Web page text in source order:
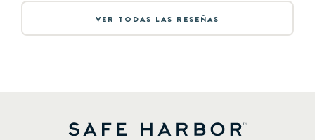
VER TODAS LAS RESEÑAS